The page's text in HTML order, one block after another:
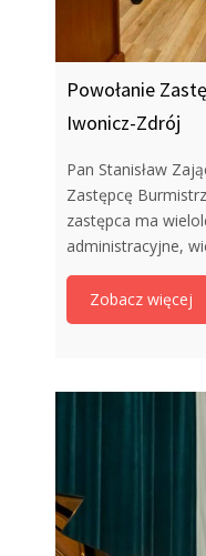
Powołanie
Iwonicz-Zdrój
Pan Stanisław
Zastępcę
zastępca ma
administracyjne,
Zobacz więcej